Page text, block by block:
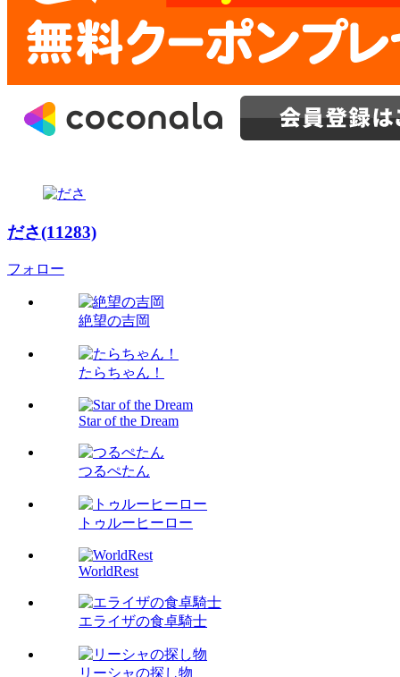
ださ(11283)
フォロー
絶望の吉岡
たらちゃん！
Star of the Dream
つるぺたん
トゥルーヒーロー
WorldRest
エライザの食卓騎士
リーシャの探し物